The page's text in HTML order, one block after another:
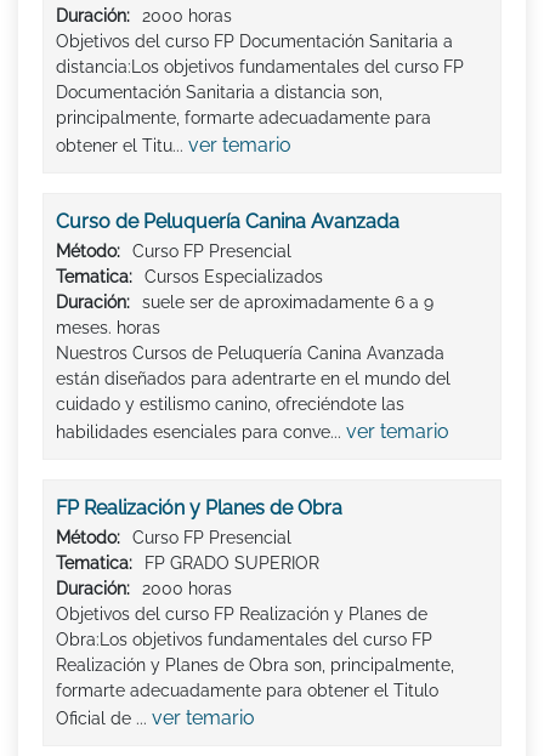
Duración:
2000 horas
Objetivos del curso FP Documentación Sanitaria a
distancia:Los objetivos fundamentales del curso FP
Documentación Sanitaria a distancia son,
principalmente, formarte adecuadamente para
obtener el Titu... ver temario
Curso de Peluquería Canina Avanzada
Método:
Curso FP Presencial
Tematica:
Cursos Especializados
Duración:
suele ser de aproximadamente 6 a 9
meses. horas
Nuestros Cursos de Peluquería Canina Avanzada
están diseñados para adentrarte en el mundo del
cuidado y estilismo canino, ofreciéndote las
habilidades esenciales para conve... ver temario
FP Realización y Planes de Obra
Método:
Curso FP Presencial
Tematica:
FP GRADO SUPERIOR
Duración:
2000 horas
Objetivos del curso FP Realización y Planes de
Obra:Los objetivos fundamentales del curso FP
Realización y Planes de Obra son, principalmente,
formarte adecuadamente para obtener el Titulo
Oficial de ... ver temario